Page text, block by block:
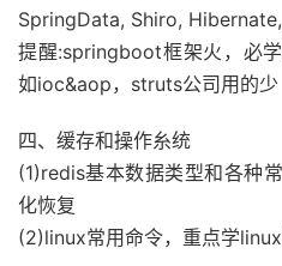
SpringData, Shiro,
提醒:springboot框架火，必
如ioc&aop，struts公司用的少
四、缓存和操作糸统
(1)redis基本数据类型和各种
化恢复
(2)linux常用命令，重点学